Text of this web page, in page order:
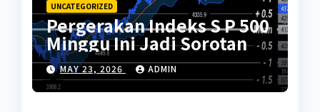
UNCATEGORIZED
Pergerakan Indeks S P 500
Minggu Ini Jadi Sorotan
MAY 23, 2026 ADMIN